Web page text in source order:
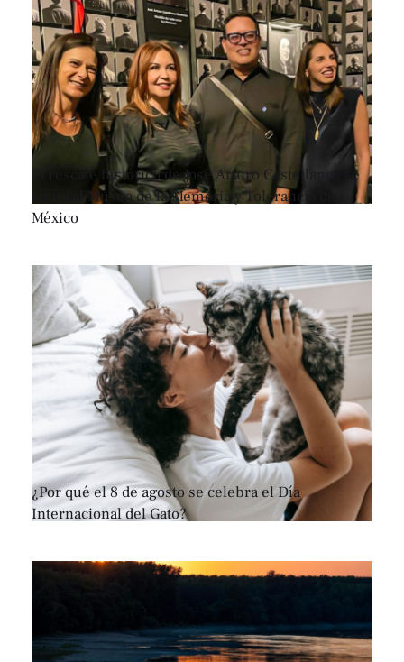
El rescate histórico de José Arturo Castellanos se
suma al Museo de la Memoria y Tolerancia de
México
¿Por qué el 8 de agosto se celebra el Día
Internacional del Gato?